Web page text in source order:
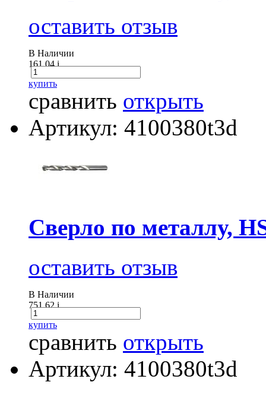
оставить отзыв
В Наличии
161.04i
купить
сравнить открыть
Артикул: 4100380t3d
Сверло по металлу,
оставить отзыв
В Наличии
751.62i
купить
сравнить открыть
Артикул: 4100380t3d